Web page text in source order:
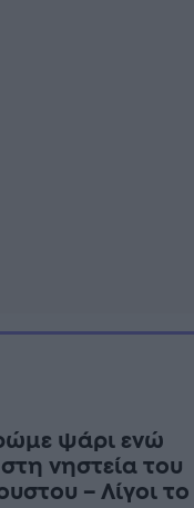
ψάρι ενώ
νηστεία του
– Λίγοι το